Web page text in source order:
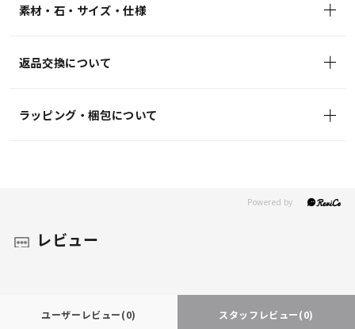
素材・石・サイズ・仕様
返品交換について
ラッピング・梱包について
レビュー
ユーザーレビュー(0) スタッフレビュー(0)